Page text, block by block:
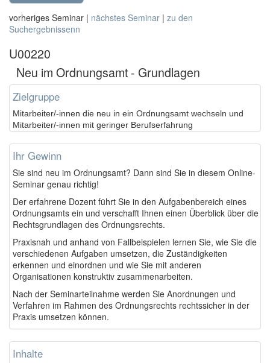
vorheriges Seminar | nächstes Seminar | zu den
Suchergebnissenn
U00220
Neu im Ordnungsamt - Grundlagen
Zielgruppe
Mitarbeiter/-innen die neu in ein Ordnungsamt wechseln und
Mitarbeiter/-innen mit geringer Berufserfahrung
Ihr Gewinn
Sie sind neu im Ordnungsamt? Dann sind Sie in diesem Online-
Seminar genau richtig!
Der erfahrene Dozent führt Sie in den Aufgabenbereich eines
Ordnungsamts ein und verschafft Ihnen einen Überblick über die
Rechtsgrundlagen des Ordnungsrechts.
Praxisnah und anhand von Fallbeispielen lernen Sie, wie Sie die
verschiedenen Aufgaben umsetzen, die Zuständigkeiten
erkennen und einordnen und wie Sie mit anderen
Organisationen konstruktiv zusammenarbeiten.
Nach der Seminarteilnahme werden Sie Anordnungen und
Verfahren im Rahmen des Ordnungsrechts rechtssicher in der
Praxis umsetzen können.
Inhalte